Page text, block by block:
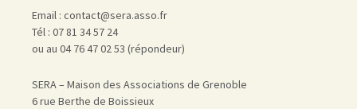
Email : contact@sera.asso.fr
Tél : 07 81 34 57 24
ou au 04 76 47 02 53 (répondeur)
SERA – Maison des Associations de Grenoble
6 rue Berthe de Boissieux